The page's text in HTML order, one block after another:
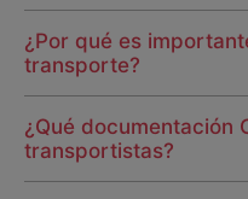
¿Por qué es
transporte?
¿Qué documentación
transportistas?